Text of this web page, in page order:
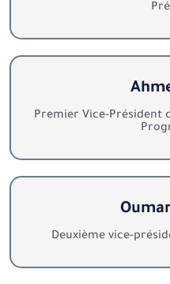
Premier Vice-Président
Deuxième vice-